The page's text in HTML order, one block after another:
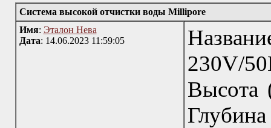
Система высокой отчистки воды Millipore
Имя: Эталон Нева
Дата: 14.06.2023 11:59:05
230V/
Высота